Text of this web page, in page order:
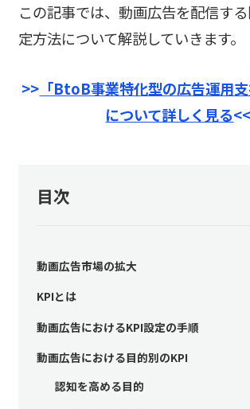
この記事では、動画広告を配信す
定方法について解説していきます。
>> 「BtoB事業特化型の広告運用支
について詳しく見る<<
目次
動画広告市場の拡大
KPIとは
動画広告におけるKPI設定の手順
動画広告における目的別のKPI
認知を高める目的